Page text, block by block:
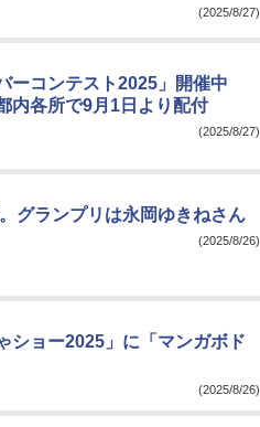
(2025/8/27)
ーコンテスト2025」開催中
内各所で9月1日より配付
(2025/8/27)
グランプリは永岡ゆきねさん
(2025/8/26)
ショー2025」に「マンガボド
(2025/8/26)